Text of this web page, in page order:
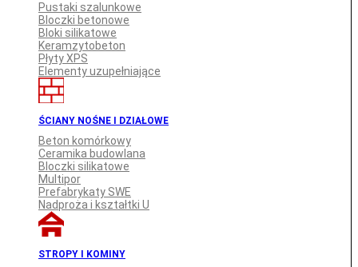
Pustaki szalunkowe
Bloczki betonowe
Bloki silikatowe
Keramzytobeton
Płyty XPS
Elementy uzupełniające
ŚCIANY NOŚNE I DZIAŁOWE
Beton komórkowy
Ceramika budowlana
Bloczki silikatowe
Multipor
Prefabrykaty SWE
Nadproża i kształtki U
STROPY I KOMINY